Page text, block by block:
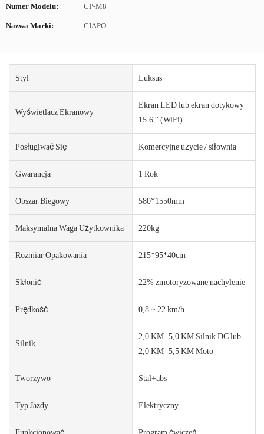
Numer Modelu:
CP-M8
Nazwa Marki: CIAPO
Styl Luksus
Wyświetlacz Ekranowy
Ekran LED lub ekran dotykowy
15.6 '' (WiFi)
Posługiwać Się Komercyjne użycie / siłownia
Gwarancja 1 Rok
Obszar Biegowy 580*1550mm
Maksymalna Waga Użytkownika 220kg
Rozmiar Opakowania 215*95*40cm
Skłonić 22% zmotoryzowane nachylenie
Prędkość 0,8 ~ 22 km/h
Silnik
2,0 KM -5,0 KM Silnik DC lub
2,0 KM -5,5 KM Moto
Tworzywo Stal+abs
Typ Jazdy Elektryczny